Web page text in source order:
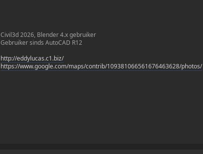
Civil3d 2026, Blender 4.x gebruiker
Gebruiker sinds AutoCAD R12
http://eddylucas.c1.biz/
https://www.google.com/maps/contrib/109381066561676463628/photos/